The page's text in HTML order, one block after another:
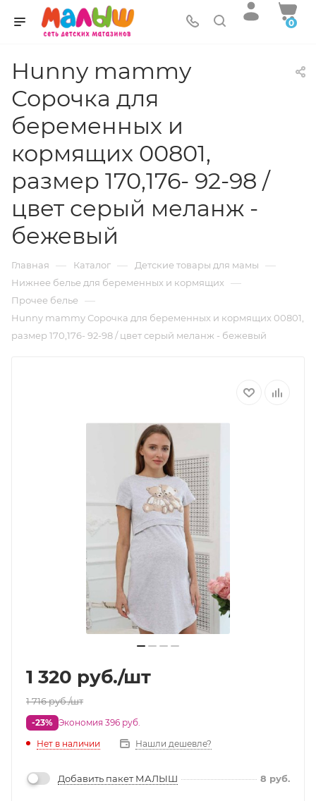
0
Hunny mammy
Сорочка для
беременных и
кормящих 00801,
размер 170,176- 92-98 /
цвет серый меланж -
бежевый
Главная — Каталог — Детские товары для мамы —
Нижнее белье для беременных и кормящих —
Прочее белье —
Hunny mammy Сорочка для беременных и кормящих 00801,
размер 170,176- 92-98 / цвет серый меланж - бежевый
1 320 руб./шт
1 716руб./шт
-23% Экономия 396 руб.
Нет в наличии
Нашли дешевле?
Добавить пакет МАЛЫШ 8 руб.